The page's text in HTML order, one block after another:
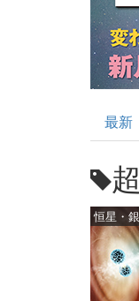
最新
恒星・